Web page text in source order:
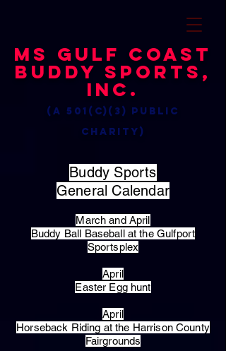
MS Gulf Coast
Buddy Sports,
Inc.
(a 501(c)(3) public
charity)
Buddy Sports
General Calendar
March and April
Buddy Ball Baseball at the Gulfport
Sportsplex
April
Easter Egg hunt
April
Horseback Riding at the Harrison County
Fairgrounds